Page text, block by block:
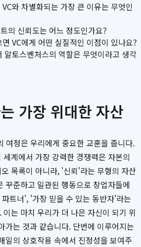
와 차별화되는 가장 큰 이유는 무엇인
의 신뢰도는 어느 정도인가요?
VC에게 어떤 실질적인 이점이 있나요?
알토스벤처스의 역할은 무엇이라고 생각
가장 위대한 자산
여정은 우리에게 중요한 교훈을 줍니다.
계에서 가장 강력한 경쟁력은 자본의
목록이 아니라, '신뢰'라는 무형의 자산
꾸준하고 일관된 행동으로 창업자들에
트너', '가장 믿을 수 있는 동반자'라는
는 마치 우리가 더 나은 자신이 되기 위
가는 것과 같습니다. 단번에 이루어지는
일의 상호작용 속에서 진정성을 보여주